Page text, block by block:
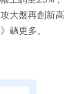
大盤再創新高
聽更多。